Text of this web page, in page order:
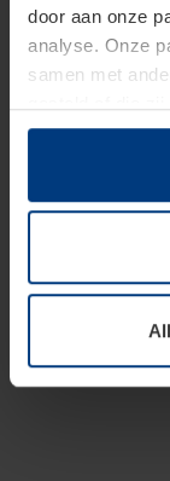
door aan onze
analyse. Onze
samen met
dienstverlening
Juridisch zijn
onze pagina's
soorten
toestemming
wijzigen of